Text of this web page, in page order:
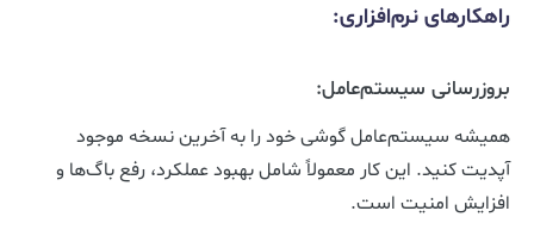
راهکارهای نرم‌افزاری:
بروزرسانی سیستم‌عامل:
همیشه سیستم‌عامل گوشی خود را به آخرین نسخه موجود
آپدیت کنید. این کار معمولاً شامل بهبود عملکرد، رفع باگ‌ها و
افزایش امنیت است.